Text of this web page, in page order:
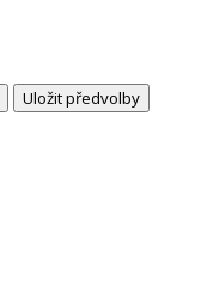
Uložit předvolby